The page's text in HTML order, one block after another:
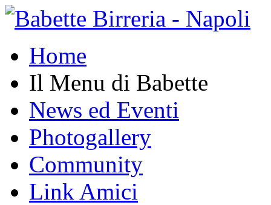
Home
Il Menu di Babette
News ed Eventi
Photogallery
Community
Link Amici